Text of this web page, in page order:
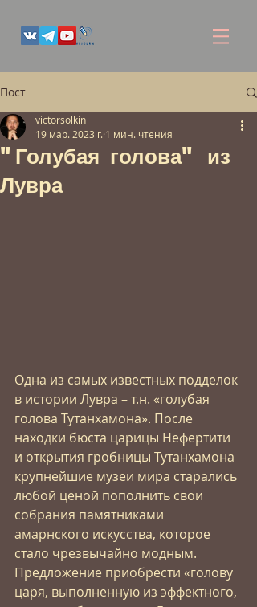
Пост
"Голубая голова" из
Лувра
victorsolkin
19 мар. 2023 г. 1 мин. чтения
Одна из самых известных подделок
в истории Лувра – т.н. «голубая
голова Тутанхамона». После
находки бюста царицы Нефертити
и открытия гробницы Тутанхамона
крупнейшие музеи мира старались
любой ценой пополнить свои
собрания памятниками
амарнского искусства, которое
стало чрезвычайно модным.
Предложение приобрести «голову
царя, выполненную из эффектного,